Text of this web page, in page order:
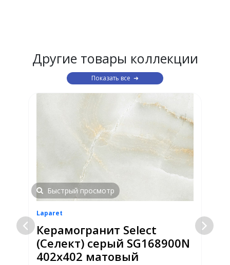
Другие товары коллекции
Показать все
Быстрый просмотр
Laparet
Керамогранит Select
(Селект) серый SG168900N
402x402 матовый